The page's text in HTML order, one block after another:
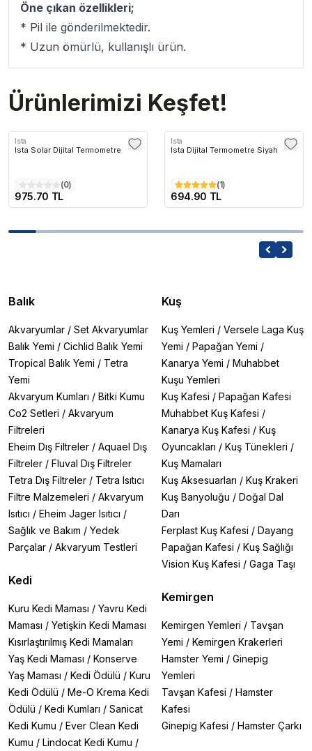
Öne çıkan özellikleri;
* Pil ile gönderilmektedir.
* Uzun ömürlü, kullanışlı ürün.
Ürünlerimizi Keşfet!
Ista
Ista Solar Dijital Termometre
(0)
975.70 TL
Ista
Ista Dijital Termometre Siyah
(1)
694.90 TL
Balık
Akvaryumlar / Set Akvaryumlar
Balık Yemi / Cichlid Balık Yemi
Tropical Balık Yemi / Tetra
Yemi
Akvaryum Kumları / Bitki Kumu
Co2 Setleri / Akvaryum
Filtreleri
Eheim Dış Filtreler / Aquael Dış
Filtreler / Fluval Dış Filtreler
Tetra Dış Filtreler / Tetra Isıtıcı
Filtre Malzemeleri / Akvaryum
Isıtıcı / Eheim Jager Isıtıcı /
Sağlık ve Bakım / Yedek
Parçalar / Akvaryum Testleri
Kedi
Kuru Kedi Maması / Yavru Kedi
Maması / Yetişkin Kedi Maması
Kısırlaştırılmış Kedi Mamaları
Yaş Kedi Maması / Konserve
Yaş Maması / Kedi Ödülü / Kuru
Kedi Ödülü / Me-O Krema Kedi
Ödülü / Kedi Kumları / Sanicat
Kedi Kumu / Ever Clean Kedi
Kumu / Lindocat Kedi Kumu /
Kuş
Kuş Yemleri / Versele Laga Kuş
Yemi / Papağan Yemi /
Kanarya Yemi / Muhabbet
Kuşu Yemleri
Kuş Kafesi / Papağan Kafesi
Muhabbet Kuş Kafesi /
Kanarya Kuş Kafesi / Kuş
Oyuncakları / Kuş Tünekleri /
Kuş Mamaları
Kuş Aksesuarları / Kuş Krakeri
Kuş Banyoluğu / Doğal Dal
Darı
Ferplast Kuş Kafesi / Dayang
Papağan Kafesi / Kuş Sağlığı
Vision Kuş Kafesi / Gaga Taşı
Kemirgen
Kemirgen Yemleri / Tavşan
Yemi / Kemirgen Krakerleri
Hamster Yemi / Ginepig
Yemleri
Tavşan Kafesi / Hamster
Kafesi
Ginepig Kafesi / Hamster Çarkı